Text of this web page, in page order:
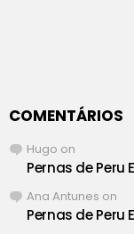
COMENTÁRIOS
Hugo on
Pernas de
Ana Antunes on
Pernas de